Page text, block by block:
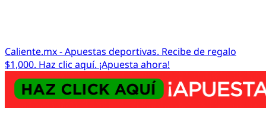
Caliente.mx - Apuestas deportivas. Recibe de regalo
$1,000. Haz clic aquí. ¡Apuesta ahora!